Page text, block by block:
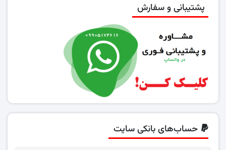
پشتیبانی و سفارش
حساب‌های بانکی سایت